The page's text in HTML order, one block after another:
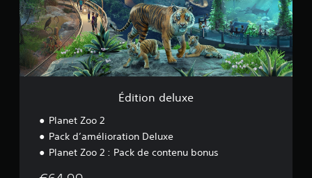
n
d
e
l
u
x
e
Édition deluxe
Planet Zoo 2
Pack d’amélioration Deluxe
Planet Zoo 2 : Pack de contenu bonus